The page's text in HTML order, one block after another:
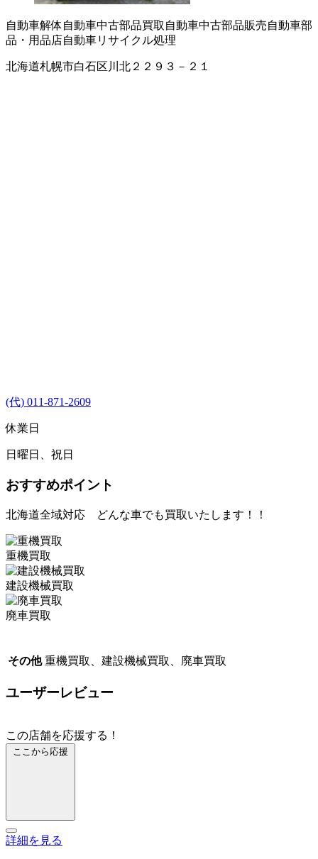
自動車解体自動車中古部品買取 自動車中古部品販売自動車部
品・用品店自動車リサイクル処理
北海道札幌市白石区川北２２９３－２１
(代) 011-871-2609
休業日
日曜日、祝日
おすすめポイント
北海道全域対応 どんな車でも買取いたします！！
重機買取
建設機械買取
廃車買取
その他 重機買取、建設機械買取、廃車買取
ユーザーレビュー
この店舗を応援する！
ここから応援
詳細を見る